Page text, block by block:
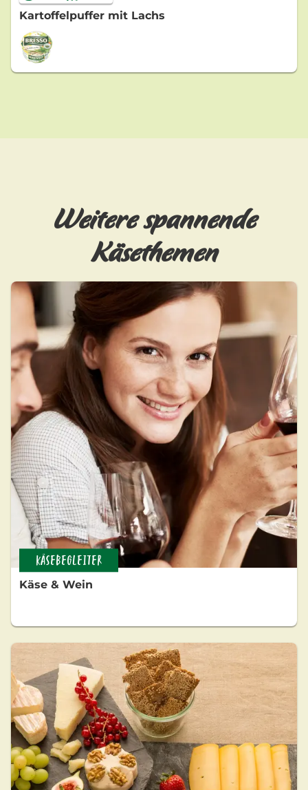
Kartoffelpuffer mit Lachs
Weitere spannende
Käsethemen
KÄSEBEGLEITER
Käse & Wein